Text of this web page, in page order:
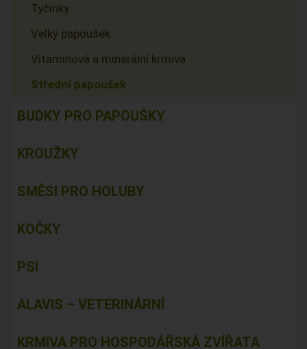
Tyčinky
Velký papoušek
Vitamínová a minerální krmiva
Střední papoušek
BUDKY PRO PAPOUŠKY
KROUŽKY
SMĚSI PRO HOLUBY
KOČKY
PSI
ALAVIS – VETERINÁRNÍ
KRMIVA PRO HOSPODÁŘSKÁ ZVÍŘATA